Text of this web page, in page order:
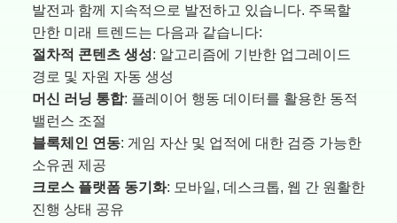
발전과 함께 지속적으로 발전하고 있습니다. 주목할
만한 미래 트렌드는 다음과 같습니다:
절차적 콘텐츠 생성: 알고리즘에 기반한 업그레이드
경로 및 자원 자동 생성
머신 러닝 통합: 플레이어 행동 데이터를 활용한 동적
밸런스 조절
블록체인 연동: 게임 자산 및 업적에 대한 검증 가능한
소유권 제공
크로스 플랫폼 동기화: 모바일, 데스크톱, 웹 간 원활한
진행 상태 공유